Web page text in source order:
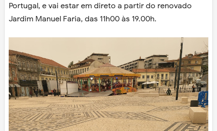
Portugal, e vai estar em direto a partir do renovado
Jardim Manuel Faria, das 11h00 às 19.00h.